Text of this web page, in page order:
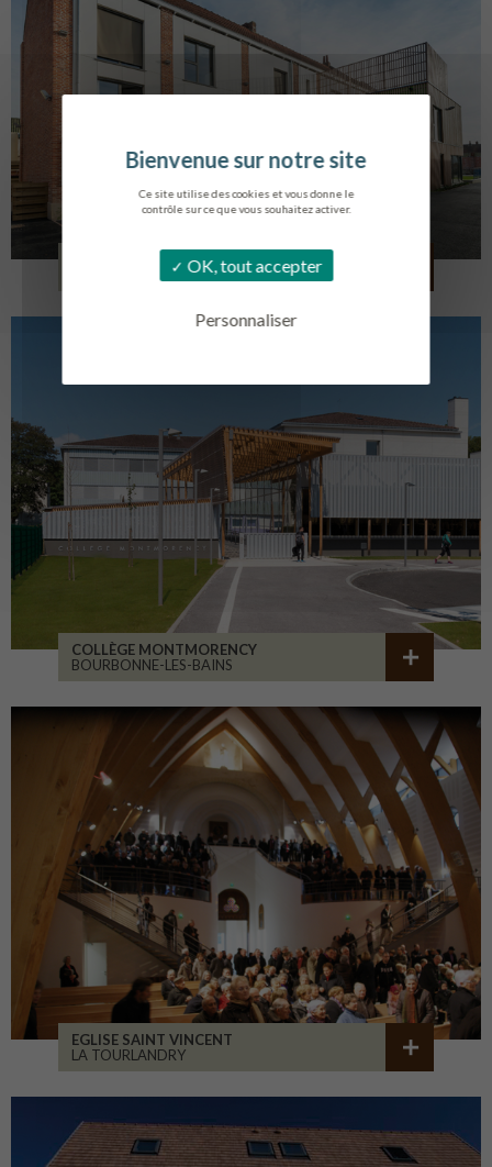
Ce site utilise des cookies et vous donne le
contrôle sur ce que vous souhaitez activer.
OK, tout accepter
Personnaliser
LOG. JEUNES TRAVAILLEURS
COLLÈGE MONTMORENCY
BOURBONNE-LES-BAINS
EGLISE SAINT VINCENT
LA TOURLANDRY